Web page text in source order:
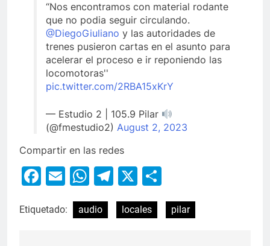
“Nos encontramos con material rodante
que no podia seguir circulando.
@DiegoGiuliano y las autoridades de
trenes pusieron cartas en el asunto para
acelerar el proceso e ir reponiendo las
locomotoras''
pic.twitter.com/2RBA15xKrY
— Estudio 2 | 105.9 Pilar
(@fmestudio2) August 2, 2023
Compartir en las redes
Facebook
EmailWhatsApp
Telegram
X
Etiquetado: audio locales pilar